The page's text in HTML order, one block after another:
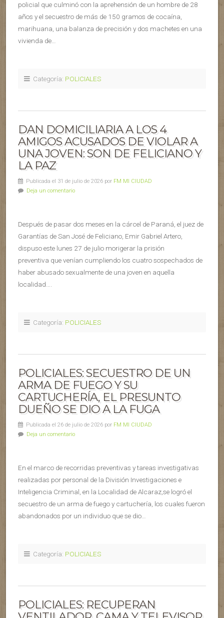
policial que culminó con la aprehensión de un hombre de 28
años y el secuestro de más de 150 gramos de cocaína,
marihuana, una balanza de precisión y dos machetes en una
vivienda de…
Categoría: POLICIALES
DAN DOMICILIARIA A LOS 4
AMIGOS ACUSADOS DE VIOLAR A
UNA JOVEN: SON DE FELICIANO Y
LA PAZ
Publicada el 31 de julio de 2026 por FM MI CIUDAD
Deja un comentario
Después de pasar dos meses en la cárcel de Paraná, el juez de
Garantías de San José de Feliciano, Emir Gabriel Artero,
dispuso este lunes 27 de julio morigerar la prisión
preventiva que venían cumpliendo los cuatro sospechados de
haber abusado sexualmente de una joven en aquella
localidad….
Categoría: POLICIALES
POLICIALES: SECUESTRO DE UN
ARMA DE FUEGO Y SU
CARTUCHERÍA, EL PRESUNTO
DUEÑO SE DIO A LA FUGA
Publicada el 26 de julio de 2026 por FM MI CIUDAD
Deja un comentario
En el marco de recorridas preventivas y tareas investigativas
realizadas por personal de la División Investigaciones e
Inteligencia Criminal, en la Localidad de Alcaraz,se logró el
secuestro de un arma de fuego y cartuchería, los cuales fueron
abandonados por un individuo que se dio…
Categoría: POLICIALES
POLICIALES: RECUPERAN